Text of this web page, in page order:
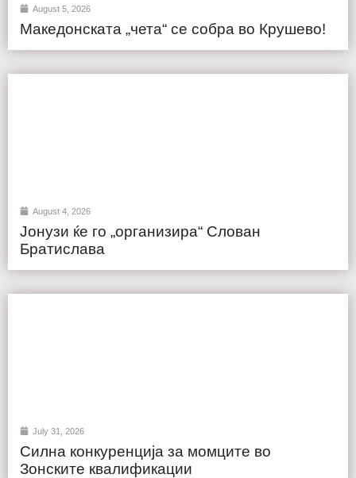
August 5, 2026
Македонската „чета“ се собра во Крушево!
August 4, 2026
Јонузи ќе го „организира“ Слован
Братислава
July 31, 2026
Силна конкуренција за момците во
Зонските квалификации